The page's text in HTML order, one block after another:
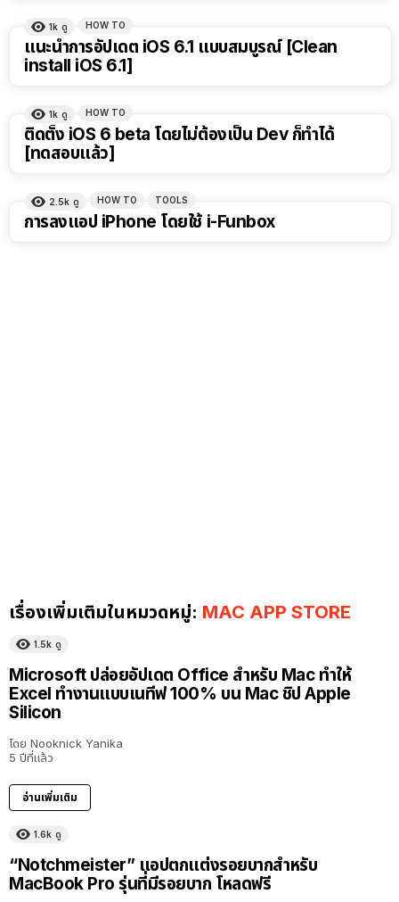
1k ดู HOW TO
แนะนำการอัปเดต iOS 6.1 แบบสมบูรณ์ [Clean
install iOS 6.1]
1k ดู HOW TO
ติดตั้ง iOS 6 beta โดยไม่ต้องเป็น Dev ก็ทำได้
[ทดสอบแล้ว]
2.5k ดู HOW TO TOOLS
การลงแอป iPhone โดยใช้ i-Funbox
เรื่องเพิ่มเติมในหมวดหมู่: MAC APP STORE
1.5k ดู
Microsoft ปล่อยอัปเดต Office สำหรับ Mac ทำให้
Excel ทำงานแบบเนทีฟ 100% บน Mac ชิป Apple
Silicon
โดย Nooknick Yanika
5 ปีที่แล้ว
อ่านเพิ่มเติม
1.6k ดู
“Notchmeister” แอปตกแต่งรอยบากสำหรับ
MacBook Pro รุ่นที่มีรอยบาก โหลดฟรี